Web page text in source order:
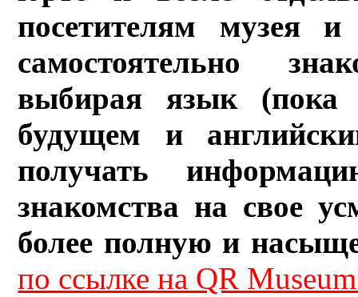
посетителям музея и
самостоятельно
выбирая язык (пока
будущем и
получать
знакомства на свое
более полную и
по ссылке на QR